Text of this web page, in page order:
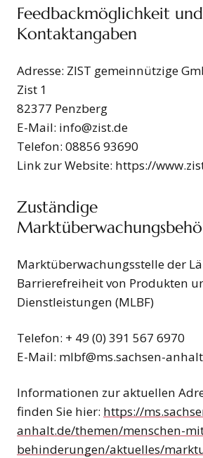
Feedbackmöglichkeit und
Kontaktangaben
Adresse: ZIST gemeinnützige
Zist 1
82377 Penzberg
E-Mail: info@zist.de
Telefon: 08856 93690
Link zur Website: https://
Zuständige
Marktüberwachungsstelle der
Barrierefreiheit von Produkten
Dienstleistungen (MLBF)
Telefon: + 49 (0) 391 567 6970
E-Mail: mlbf@ms.sachsen-
Informationen zur aktuellen
finden Sie hier: https://
anhalt.de/themen/menschen-
behinderungen/aktuelles/